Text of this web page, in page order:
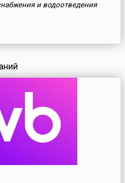
и водоотведения